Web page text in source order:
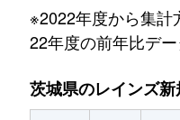
※2022年度から集
22年度の前年比デー
茨城県のレインズ